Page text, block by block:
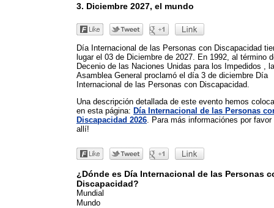
3. Diciembre 2027, el mundo
Día Internacional de las Personas con Discapacidad
lugar el 03 de Diciembre de 2027. En 1992, al término
Decenio de las Naciones Unidas para los Impedidos , la
Asamblea General proclamó el día 3 de diciembre Día
Internacional de las Personas con Discapacidad.
Una descripción detallada de este evento hemos
en esta página: Día Internacional de las Personas
Discapacidad 2026 . Para más informaciónes por favor
allí!
¿Dónde es Día Internacional de las Personas
Discapacidad?
Mundial
Mundo